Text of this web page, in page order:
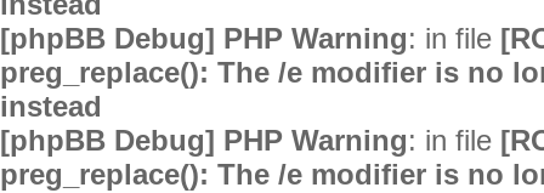
[phpBB Debug] PHP Warning: in file
preg_replace(): The /e modifier is no
instead
[phpBB Debug] PHP Warning: in file
preg_replace(): The /e modifier is no